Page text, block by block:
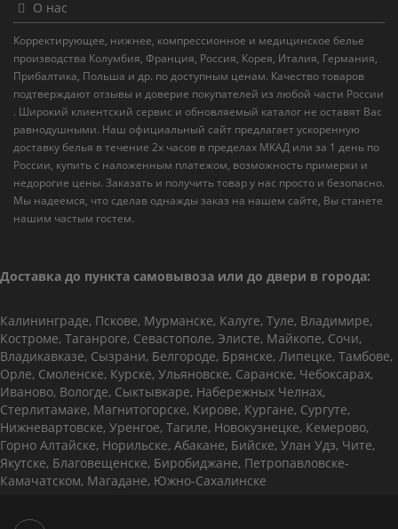
О нас
Корректирующее, нижнее, компрессионное и медицинское белье
производства Колумбия, Франция, Россия, Корея, Италия, Германия,
Прибалтика, Польша и др. по доступным ценам. Качество товаров
подтверждают отзывы и доверие покупателей из любой части России
. Широкий клиентский сервис и обновляемый каталог не оставят Вас
равнодушными. Наш официальный сайт предлагает ускоренную
доставку белья в течение 2х часов в пределах МКАД или за 1 день по
России, купить с наложенным платежом, возможность примерки и
недорогие цены. Заказать и получить товар у нас просто и безопасно.
Мы надеемся, что сделав однажды заказ на нашем сайте, Вы станете
нашим частым гостем.
Доставка до пункта самовывоза или до двери в города:
Калининграде, Пскове, Мурманске, Калуге, Туле, Владимире,
Костроме, Таганроге, Севастополе, Элисте, Майкопе, Сочи,
Владикавказе, Сызрани, Белгороде, Брянске, Липецке, Тамбове,
Орле, Смоленске, Курске, Ульяновске, Саранске, Чебоксарах,
Иваново, Вологде, Сыктывкаре, Набережных Челнах,
Стерлитамаке, Магнитогорске, Кирове, Кургане, Сургуте,
Нижневартовске, Уренгое, Тагиле, Новокузнецке, Кемерово,
Горно Алтайске, Норильске, Абакане, Бийске, Улан Удэ, Чите,
Якутске, Благовещенске, Биробиджане, Петропавловске-
Камачатском, Магадане, Южно-Сахалинске